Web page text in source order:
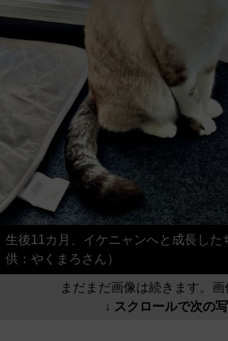
生後11カ月、イケニャンへと成長した
供：やくまろさん）
まだまだ画像は続きます。画
↓ スクロールで次の